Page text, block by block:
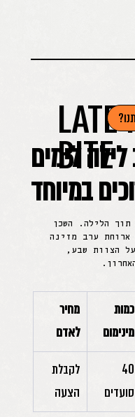
LATE
BITEלימים
במיוחד
תוך הלילה. השכן
ערב מזינה
הצוות שבע,
כמות
מינימום
מחיר
לאדם
סועדים
לקבלת
הצעה